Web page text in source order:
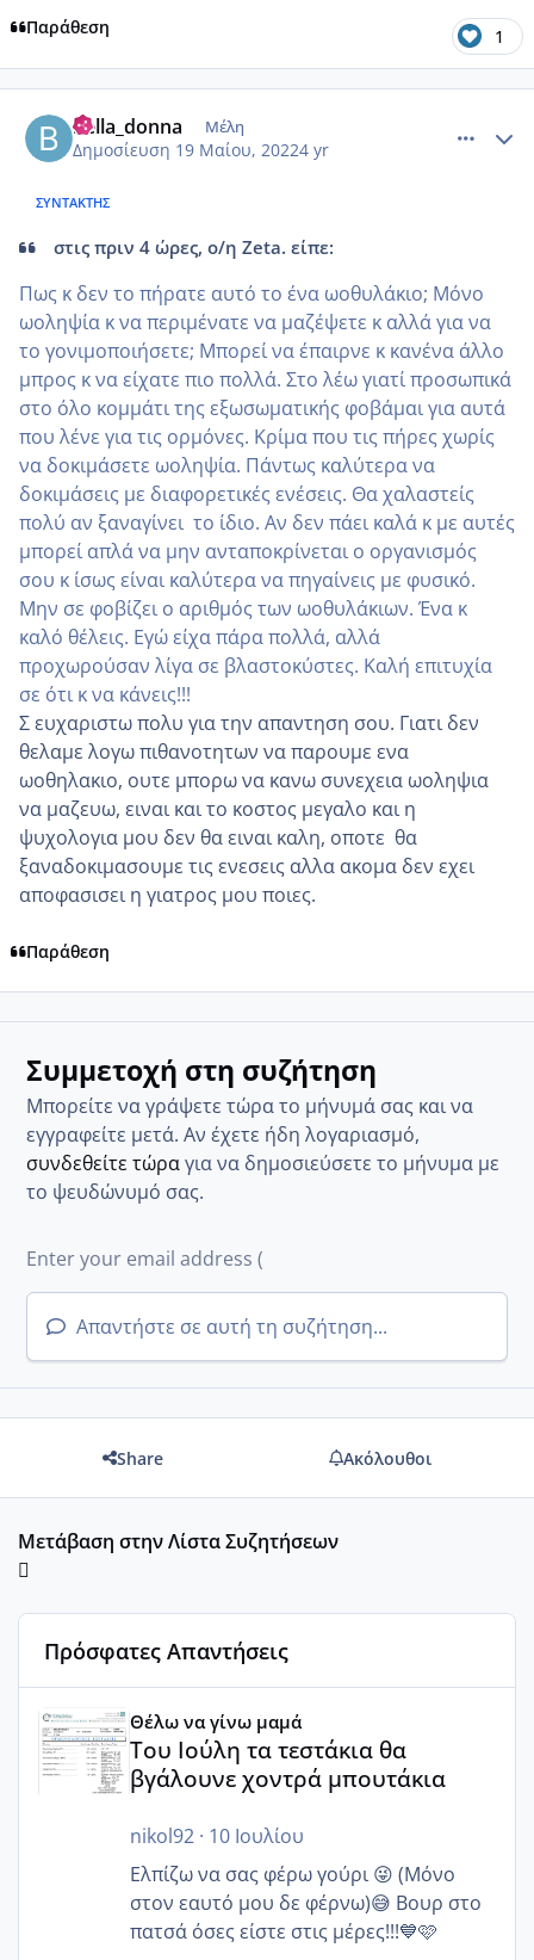
Παράθεση 1
bella_donna Μέλη
Δημοσίευση 19 Μαίου, 20224 yr
ΣΥΝΤΆΚΤΗΣ
στις πριν 4 ώρες, ο/η Zeta. είπε:
Πως κ δεν το πήρατε αυτό το ένα ωοθυλάκιο; Μόνο
ωοληψία κ να περιμένατε να μαζέψετε κ αλλά για να
το γονιμοποιήσετε; Μπορεί να έπαιρνε κ κανένα άλλο
μπρος κ να είχατε πιο πολλά. Στο λέω γιατί προσωπικά
στο όλο κομμάτι της εξωσωματικής φοβάμαι για αυτά
που λένε για τις ορμόνες. Κρίμα που τις πήρες χωρίς
να δοκιμάσετε ωοληψία. Πάντως καλύτερα να
δοκιμάσεις με διαφορετικές ενέσεις. Θα χαλαστείς
πολύ αν ξαναγίνει το ίδιο. Αν δεν πάει καλά κ με αυτές
μπορεί απλά να μην ανταποκρίνεται ο οργανισμός
σου κ ίσως είναι καλύτερα να πηγαίνεις με φυσικό.
Μην σε φοβίζει ο αριθμός των ωοθυλάκιων. Ένα κ
καλό θέλεις. Εγώ είχα πάρα πολλά, αλλά
προχωρούσαν λίγα σε βλαστοκύστες. Καλή επιτυχία
σε ότι κ να κάνεις!!!
Σ ευχαριστω πολυ για την απαντηση σου. Γιατι δεν
θελαμε λογω πιθανοτητων να παρουμε ενα
ωοθηλακιο, ουτε μπορω να κανω συνεχεια ωοληψια
να μαζευω, ειναι και το κοστος μεγαλο και η
ψυχολογια μου δεν θα ειναι καλη, οποτε θα
ξαναδοκιμασουμε τις ενεσεις αλλα ακομα δεν εχει
αποφασισει η γιατρος μου ποιες.
Παράθεση
Συμμετοχή στη συζήτηση
Μπορείτε να γράψετε τώρα το μήνυμά σας και να
εγγραφείτε μετά. Αν έχετε ήδη λογαριασμό,
συνδεθείτε τώραγια να δημοσιεύσετε το μήνυμα με
το ψευδώνυμό σας.
Απαντήστε σε αυτή τη συζήτηση...
Share Ακόλουθοι
Μετάβαση στην Λίστα Συζητήσεων
Πρόσφατες Απαντήσεις
Θέλω να γίνω μαμά
Του Ιούλη τα τεστάκια θα
βγάλουνε χοντρά μπουτάκια
nikol92· 10 Ιουλίου
Ελπίζω να σας φέρω γούρι 😜 (Μόνο
στον εαυτό μου δε φέρνω)😅 Βουρ στο
πατσά όσες είστε στις μέρες!!!💙🩷